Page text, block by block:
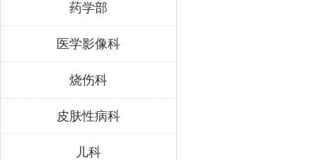
药学部
医学影像科
烧伤科
皮肤性病科
儿科